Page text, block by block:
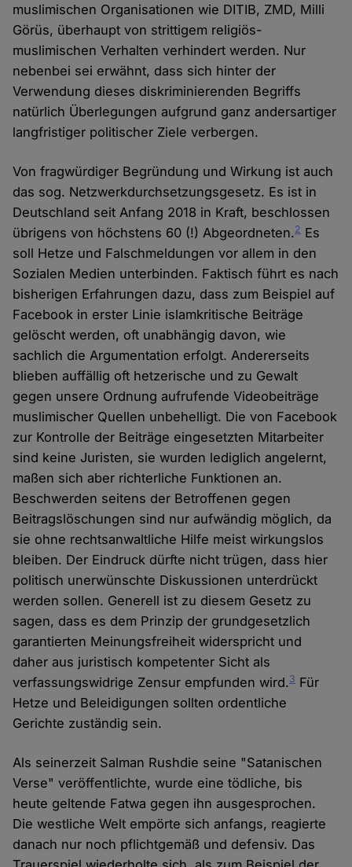
muslimischen Organisationen wie DITIB, ZMD, Milli
Görüs, überhaupt von strittigem religiös-
muslimischen Verhalten verhindert werden. Nur
nebenbei sei erwähnt, dass sich hinter der
Verwendung dieses diskriminierenden Begriffs
natürlich Überlegungen aufgrund ganz andersartiger
langfristiger politischer Ziele verbergen.
Von fragwürdiger Begründung und Wirkung ist auch
das sog. Netzwerkdurchsetzungsgesetz. Es ist in
Deutschland seit Anfang 2018 in Kraft, beschlossen
übrigens von höchstens 60 (!) Abgeordneten.2 Es
soll Hetze und Falschmeldungen vor allem in den
Sozialen Medien unterbinden. Faktisch führt es nach
bisherigen Erfahrungen dazu, dass zum Beispiel auf
Facebook in erster Linie islamkritische Beiträge
gelöscht werden, oft unabhängig davon, wie
sachlich die Argumentation erfolgt. Andererseits
blieben auffällig oft hetzerische und zu Gewalt
gegen unsere Ordnung aufrufende Videobeiträge
muslimischer Quellen unbehelligt. Die von Facebook
zur Kontrolle der Beiträge eingesetzten Mitarbeiter
sind keine Juristen, sie wurden lediglich angelernt,
maßen sich aber richterliche Funktionen an.
Beschwerden seitens der Betroffenen gegen
Beitragslöschungen sind nur aufwändig möglich, da
sie ohne rechtsanwaltliche Hilfe meist wirkungslos
bleiben. Der Eindruck dürfte nicht trügen, dass hier
politisch unerwünschte Diskussionen unterdrückt
werden sollen. Generell ist zu diesem Gesetz zu
sagen, dass es dem Prinzip der grundgesetzlich
garantierten Meinungsfreiheit widerspricht und
daher aus juristisch kompetenter Sicht als
verfassungswidrige Zensur empfunden wird.3 Für
Hetze und Beleidigungen sollten ordentliche
Gerichte zuständig sein.
Als seinerzeit Salman Rushdie seine "Satanischen
Verse" veröffentlichte, wurde eine tödliche, bis
heute geltende Fatwa gegen ihn ausgesprochen.
Die westliche Welt empörte sich anfangs, reagierte
danach nur noch pflichtgemäß und defensiv. Das